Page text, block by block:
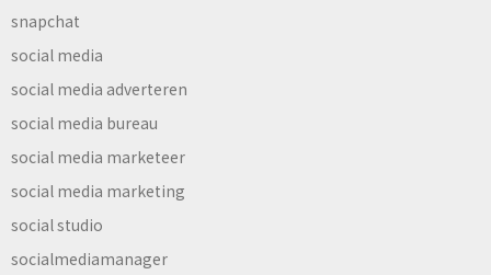
snapchat
social media
social media adverteren
social media bureau
social media marketeer
social media marketing
social studio
socialmediamanager